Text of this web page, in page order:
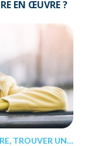
EN ŒUVRE ?
TROUVER UN JOB